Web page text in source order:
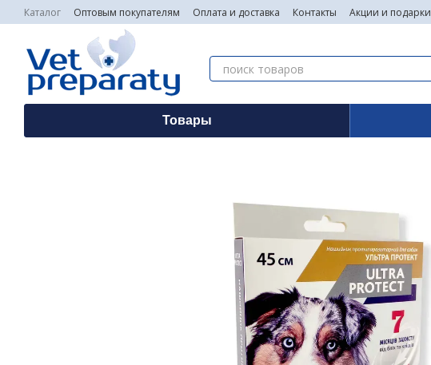
Перейти к основному контенту
Каталог Оптовым покупателям Оплата и доставка Контакты Акции и подарки
Товары